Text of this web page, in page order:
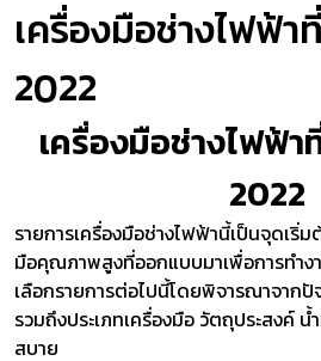
เครื่องมือช่างไฟฟ้
2022
เครื่องมือช่างไฟฟ้
2022
รายการเครื่องมือช่างไฟฟ้านี้เป็นจุดเริ่
มือคุณภาพสูงที่ออกแบบมาเพื่อการทำง
เลือกรายการต่อไปนี้โดยพิจารณาจาก
รวมถึงประเภทเครื่องมือ วัตถุประสงค์
สบาย